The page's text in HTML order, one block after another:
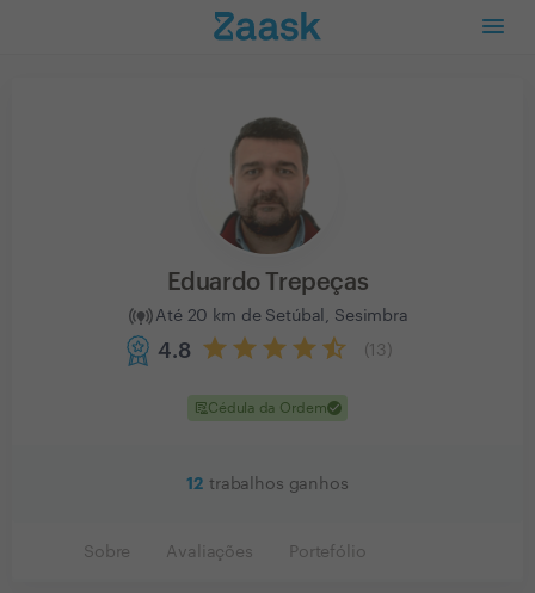
Eduardo Trepeças
Até 20 km de Setúbal, Sesimbra
4.8 13
clinical_notesCédula da Ordemcheck
12 trabalhos ganhos
Sobre Avaliações Portefólio